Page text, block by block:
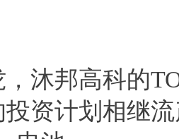
沐邦高科的
资计划相继